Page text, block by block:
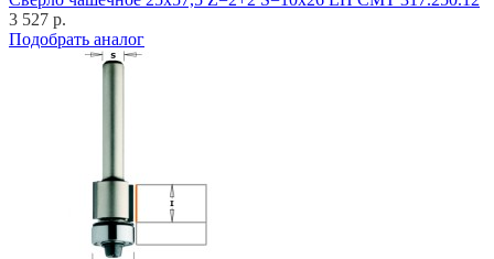
3 527 р.
Подобрать аналог